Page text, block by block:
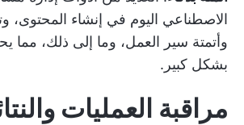
الاصطناعي اليوم في إنشاء
وأتمتة سير العمل، وما إلى ذلك، مما
بشكل كبير.
مراقبة العمليات